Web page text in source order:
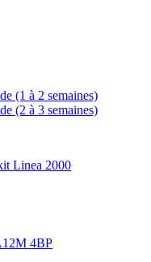
(1 à 2 semaines)
(2 à 3 semaines)
4BP